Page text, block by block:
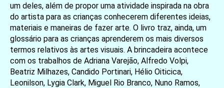
um deles, além de propor uma atividade inspirada na obra
do artista para as crianças conhecerem diferentes ideias,
materiais e maneiras de fazer arte. O livro traz, ainda, um
glossário para as crianças aprenderem os mais diversos
termos relativos às artes visuais. A brincadeira acontece
com os trabalhos de Adriana Varejão, Alfredo Volpi,
Beatriz Milhazes, Candido Portinari, Hélio Oiticica,
Leonilson, Lygia Clark, Miguel Rio Branco, Nuno Ramos,